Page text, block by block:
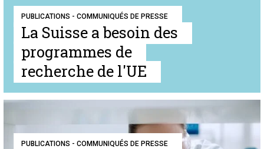
PUBLICATIONS - COMMUNIQUÉS DE PRESSE
La Suisse a besoin des
programmes de
recherche de l'UE
PUBLICATIONS - COMMUNIQUÉS DE PRESSE